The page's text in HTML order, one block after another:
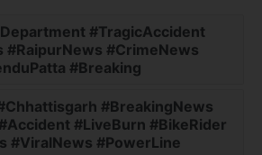
#TragicAccident
#RaipurNews #CrimeNews
#Breaking
#BreakingNews
#LiveBurn #BikeRider
#ViralNews #PowerLine